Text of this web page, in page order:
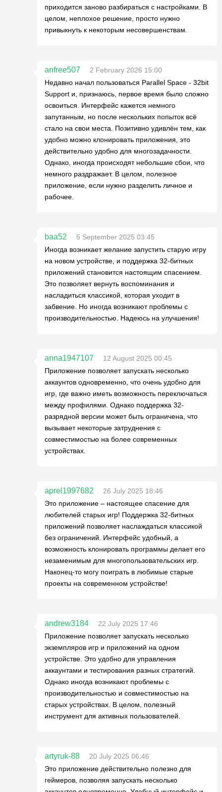
приходится заново разбираться с настройками. В
целом, неплохое решение, просто нужно
привыкнуть к некоторым несовершенствам.
anfree507
2 February 2026 15:00
Недавно начал пользоваться Parallel Space - 32bit
Support и, признаюсь, первое время было сложно
освоиться. Интерфейс кажется немного
запутанным, но после нескольких попыток всё
стало на свои места. Позитивно удивлён тем, как
удобно можно клонировать приложения, это
действительно удобно для многозадачности.
Однако, иногда происходят небольшие сбои, что
немного раздражает. В целом, полезное
приложение, если нужно разделить личное и
рабочее.
baa52
5 September 2025 03:45
Иногда возникает желание запустить старую игру
на новом устройстве, и поддержка 32-битных
приложений становится настоящим спасением.
Это позволяет вернуть воспоминания и
насладиться классикой, которая уходит в
забвение. Но иногда возникают проблемы с
производительностью. Надеюсь на улучшения!
anna1947107
12 August 2025 00:45
Приложение позволяет запускать несколько
аккаунтов одновременно, что очень удобно для
игр, где важно иметь возможность переключаться
между профилями. Однако поддержка 32-
разрядной версии может быть ограничена, что
вызывает некоторые затруднения с
совместимостью на более современных
устройствах.
aprel1997682
26 July 2025 18:46
Это приложение – настоящее спасение для
любителей старых игр! Поддержка 32-битных
приложений позволяет наслаждаться классикой
без ограничений. Интерфейс удобный, а
возможность клонировать программы делает его
незаменимым для многопользовательских игр.
Наконец-то могу поиграть в любимые старые
проекты на современном устройстве!
andrew3184
22 July 2025 17:46
Приложение позволяет запускать несколько
экземпляров игр и приложений на одном
устройстве. Это удобно для управления
аккаунтами и тестирования разных стратегий.
Однако иногда возникают проблемы с
производительностью и совместимостью на
старых устройствах. В целом, полезный
инструмент для активных пользователей.
artyruk-88
20 July 2025 06:46
Это приложение действительно полезно для
геймеров, позволяя запускать несколько